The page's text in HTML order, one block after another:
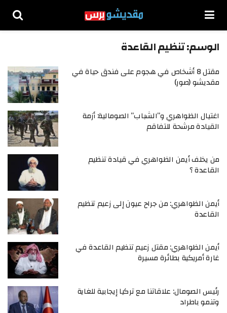
الوسم:تنظيم القاعدة
مقتل 8 أشخاص في هجوم على فندق حياة في
مقديشو (صور)
اغتيال الظواهري و”الشباب” الصومالية: أزمة
القيادة مرشحة للتفاقم
من يخلف أيمن الظواهري في قيادة تنظيم
القاعدة ؟
أيمن الظواهري: من جراح عيون إلى زعيم تنظيم
القاعدة
أيمن الظواهري: مقتل زعيم تنظيم القاعدة في
غارة أمريكية بطائرة مسيرة
رئيس الصومال: علاقاتنا مع تركيا إيجابية للغاية
وتنمو باطراد